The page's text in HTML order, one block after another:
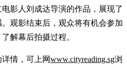
影人刘成达导演的作品，展现了
观影结束后，观众将有机会参加
解幕后拍摄过程。
情，可上网www.cityreading.sg浏